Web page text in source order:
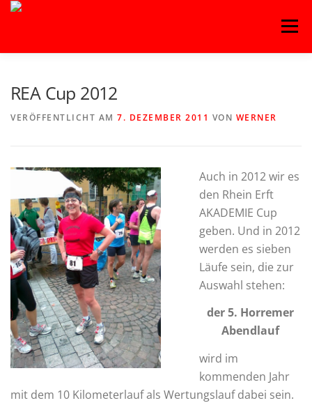
Zum
Menü
LEICHTATHLETIK OUTDOORSPORT
TURNEN VOLLEYBALL
REA Cup 2012
VERÖFFENTLICHT AM 7. DEZEMBER 2011 VON WERNER
Auch in 2012 wir es
den Rhein Erft
AKADEMIE Cup
geben. Und in 2012
werden es sieben
Läufe sein, die zur
Auswahl stehen:
der 5. Horremer
Abendlauf
wird im
kommenden Jahr
mit dem 10 Kilometerlauf als Wertungslauf dabei sein.